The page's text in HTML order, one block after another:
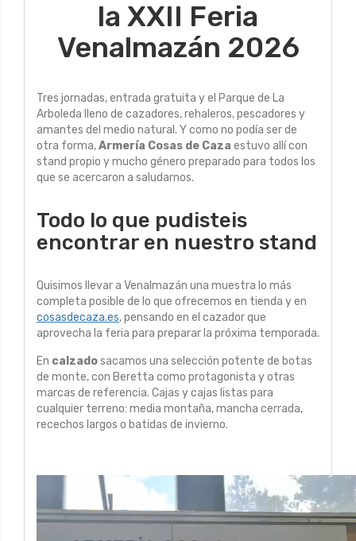
la XXII Feria
Venalmazán 2026
Tres jornadas, entrada gratuita y el Parque de La
Arboleda lleno de cazadores, rehaleros, pescadores y
amantes del medio natural. Y como no podía ser de
otra forma,Armería Cosas de Caza estuvo allí con
stand propio y mucho género preparado para todos los
que se acercaron a saludarnos.
Todo lo que pudisteis
encontrar en nuestro stand
Quisimos llevar a Venalmazán una muestra lo más
completa posible de lo que ofrecemos en tienda y en
cosasdecaza.es, pensando en el cazador que
aprovecha la feria para preparar la próxima temporada.
En calzadosacamos una selección potente de botas
de monte, con Beretta como protagonista y otras
marcas de referencia. Cajas y cajas listas para
cualquier terreno: media montaña, mancha cerrada,
recechos largos o batidas de invierno.